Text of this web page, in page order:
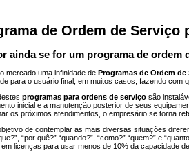
de Ordem de
ainda se for um programa de ordem
mercado uma infinidade de Programas de Ordem de
para o usuário final, em muitos casos, fazendo com
programas para ordens de serviço são
inicial e a manutenção posterior de seus
os próximos atendimentos, o empresário se torna
de contemplar as mais diversas situações
“por quê?” “quando?”, “como?” “quem?” e
em licenças para usar menos de 10% da capacidade